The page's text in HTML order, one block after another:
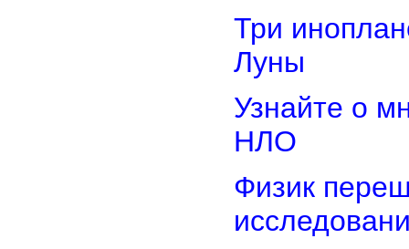
Три
Луны
Узнайте о
НЛО
Физик